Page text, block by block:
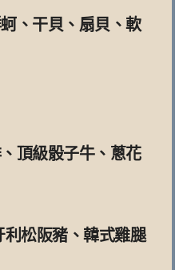
、干貝、扇貝、軟
頂級骰子牛、蔥花
松阪豬、韓式雞腿